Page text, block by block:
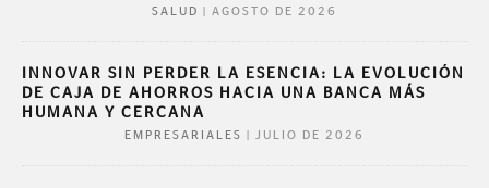
SALUD AGOSTO DE 2026
INNOVAR SIN PERDER LA ESENCIA: LA EVOLUCIÓN
DE CAJA DE AHORROS HACIA UNA BANCA MÁS
HUMANA Y CERCANA
EMPRESARIALES JULIO DE 2026